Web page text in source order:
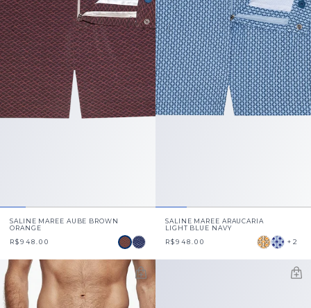
SALINE MAREE AUBE BROWN
ORANGE
R$948.00
SALINE MAREE ARAUCARIA
LIGHT BLUE NAVY
R$948.00
+2